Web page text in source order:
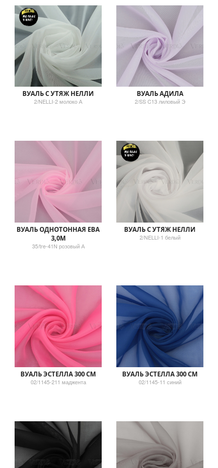
ВУАЛЬ С УТЯЖ НЕЛЛИ
2/NELLI-2 молоко А
ВУАЛЬ АДИЛА
2/SS C13 лиловый Э
ВУАЛЬ ОДНОТОННАЯ ЕВА
3,0М
35/tre-41N розовый А
ВУАЛЬ С УТЯЖ НЕЛЛИ
2/NELLI-1 белый
ВУАЛЬ ЭСТЕЛЛА 300 СМ
02/1145-211 маджента
ВУАЛЬ ЭСТЕЛЛА 300 СМ
02/1145-11 синий